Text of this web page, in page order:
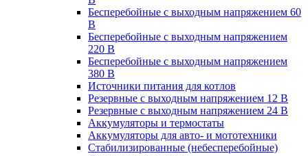
Бесперебойные с выходным напряжением 60
В
Бесперебойные с выходным напряжением
220 В
Бесперебойные с выходным напряжением
380 В
Источники питания для котлов
Резервные с выходным напряжением 12 В
Резервные с выходным напряжением 24 В
Аккумуляторы и термостаты
Аккумуляторы для авто- и мототехники
Стабилизированные (небесперебойные)